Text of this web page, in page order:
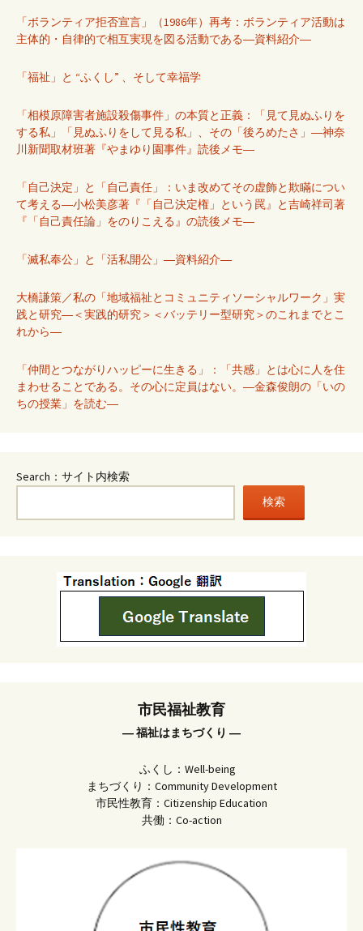
「ボランティア拒否宣言」（1986年）再考：ボランティア活動は
主体的・自律的で相互実現を図る活動である―資料紹介―
「福祉」と “ふくし” 、そして幸福学
「相模原障害者施設殺傷事件」の本質と正義：「見て見ぬふりを
する私」「見ぬふりをして見る私」、その「後ろめたさ」―神奈
川新聞取材班著『やまゆり園事件』読後メモ―
「自己決定」と「自己責任」：いま改めてその虚飾と欺瞞につい
て考える―小松美彦著『「自己決定権」という罠』と吉崎祥司著
『「自己責任論」をのりこえる』の読後メモ―
「滅私奉公」と「活私開公」―資料紹介―
大橋謙策／私の「地域福祉とコミュニティソーシャルワーク」実
践と研究―＜実践的研究＞＜バッテリー型研究＞のこれまでとこ
れから―
「仲間とつながりハッピーに生きる」：「共感」とは心に人を住
まわせることである。その心に定員はない。―金森俊朗の「いの
ちの授業」を読む―
Search：サイト内検索
検索
市民福祉教育
― 福祉はまちづくり ―
ふくし：Well-being
まちづくり：Community Development
市民性教育：Citizenship Education
共働：Co-action